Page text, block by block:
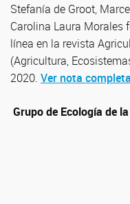
Stefanía de Groot,
Carolina Laura Morales
línea en la revista
(Agricultura,
2020. Ver nota completa
Grupo de Ecología de